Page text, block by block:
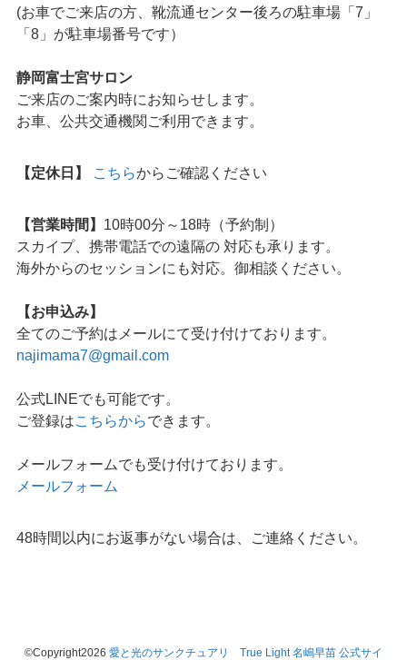
(お車でご来店の方、靴流通センター後ろの駐車場「7」
「8」が駐車場番号です）
静岡富士宮サロン
ご来店のご案内時にお知らせします。
お車、公共交通機関ご利用できます。
【定休日】 こちらからご確認ください
【営業時間】 10時00分～18時（予約制）
スカイプ、携帯電話での遠隔の 対応も承ります。
海外からのセッションにも対応。御相談ください。
【お申込み】
全てのご予約はメールにて受け付けております。
najimama7@gmail.com
公式LINEでも可能です。
ご登録はこちらからできます。
メールフォームでも受け付けております。
メールフォーム
48時間以内にお返事がない場合は、ご連絡ください。
©Copyright2026 愛と光のサンクチュアリ True Light 名嶋早苗 公式サイ